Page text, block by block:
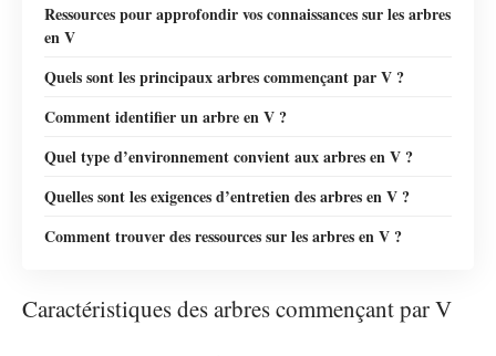
Ressources pour approfondir vos connaissances sur les arbres
en V
Quels sont les principaux arbres commençant par V ?
Comment identifier un arbre en V ?
Quel type d’environnement convient aux arbres en V ?
Quelles sont les exigences d’entretien des arbres en V ?
Comment trouver des ressources sur les arbres en V ?
Caractéristiques des arbres commençant par V